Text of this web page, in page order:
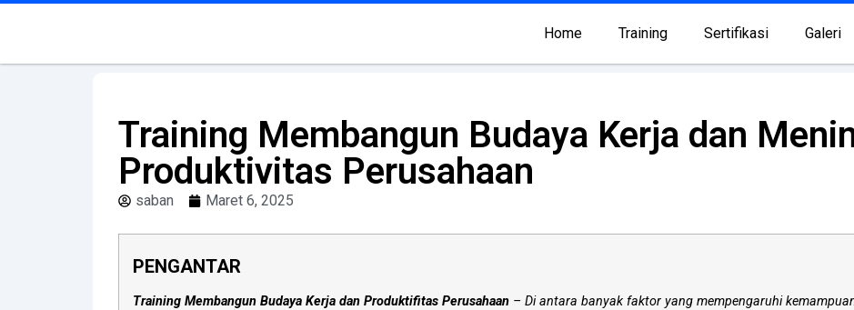
Home Training Sertifikasi Galeri
Training Membangun Budaya Kerja dan
Produktivitas Perusahaan
saban Maret 6, 2025
PENGANTAR
Training Membangun Budaya Kerja dan Produktifitas Perusahaan – Di antara banyak faktor yang mempengaruhi